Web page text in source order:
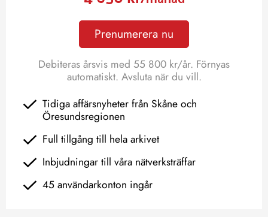
Prenumerera nu
Debiteras årsvis med 55 800 kr/år. Förnyas
automatiskt. Avsluta när du vill.
Tidiga affärsnyheter från Skåne och
Öresundsregionen
Full tillgång till hela arkivet
Inbjudningar till våra nätverksträffar
45 användarkonton ingår